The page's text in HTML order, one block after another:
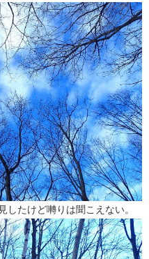
したけど囀りは聞こえない。